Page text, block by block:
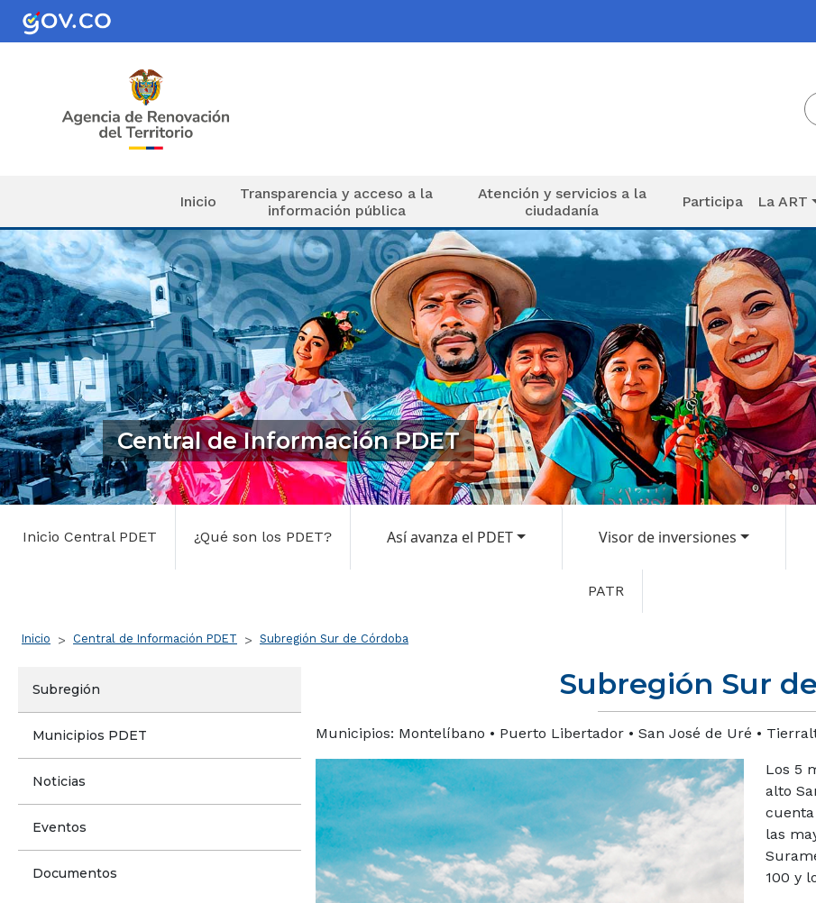
Pasar al contenido principal
Navegación principal
Inicio
Transparencia y acceso a la
información pública
Atención y servicios a la
ciudadanía
Participa La ART
Central de Información PDET
Inicio Central PDET ¿Qué son los PDET? Así avanza el PDET Visor de inversiones
PATR
Ruta de navegación
Inicio Central de Información PDET Subregión Sur de Córdoba
Subregión
Municipios PDET
Noticias
Eventos
Documentos
Subregión Sur
Municipios: Montelíbano • Puerto Libertador • San José de Uré •
Los 5
alto
cuenta
las
100 y